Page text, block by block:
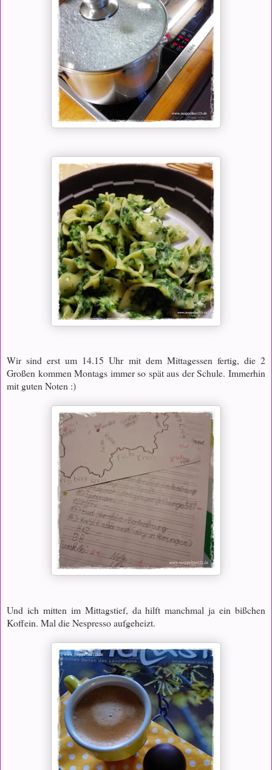
Wir sind erst um 14.15 Uhr mit dem Mittagessen fertig, die 2
Großen kommen Montags immer so spät aus der Schule. Immerhin
mit guten Noten :)
Und ich mitten im Mittagstief, da hilft manchmal ja ein bißchen
Koffein. Mal die Nespresso aufgeheizt.